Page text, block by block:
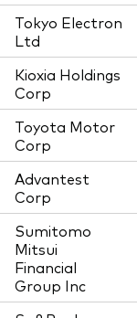
Tokyo Electron
Ltd
Kioxia Holdings
Corp
Toyota Motor
Corp
Advantest
Corp
Sumitomo
Mitsui
Financial
Group Inc